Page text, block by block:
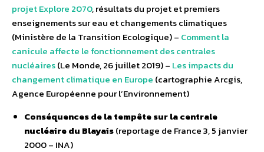
projet Explore 2070, résultats du projet et premiers
enseignements sur eau et changements climatiques
(Ministère de la Transition Ecologique) – Comment la
canicule affecte le fonctionnement des centrales
nucléaires(Le Monde, 26 juillet 2019) – Les impacts du
changement climatique en Europe (cartographie Arcgis,
Agence Européenne pour l’Environnement)
Conséquences de la tempête sur la centrale
nucléaire du Blayais(reportage de France 3, 5 janvier
2000 – INA)